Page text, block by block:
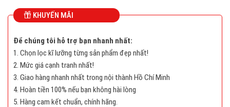
47660-5RA0A , 476605RA0A
Long
Mô
tả
sản
KHUYẾN MÃI
Để chúng tôi hỗ trợ bạn nhanh nhất:
1. Chọn lọc kĩ lưỡng từng sản phẩm đẹp nhất!
2. Mức giá cạnh tranh nhất!
3. Giao hàng nhanh nhất trong nội thành Hồ Chí Minh
4. Hoàn tiền 100% nếu bạn không hài lòng
5. Hàng cam kết chuẩn, chính hãng.